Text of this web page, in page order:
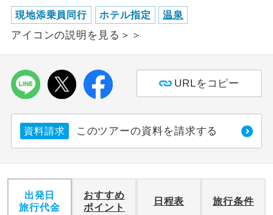
現地添乗員同行 ホテル指定 温泉
アイコンの説明を見る＞＞
URLをコピー
資料請求 このツアーの資料を請求する
出発日
旅行代金
おすすめ
ポイント
日程表 旅行条件
年齢制限あり
です。
利用航空会社が指定なので、ご出発の計
画にとても便利です。
ホテル指定
ご紹介するホテルを指定したコースで
す。
ス2席利用
す。